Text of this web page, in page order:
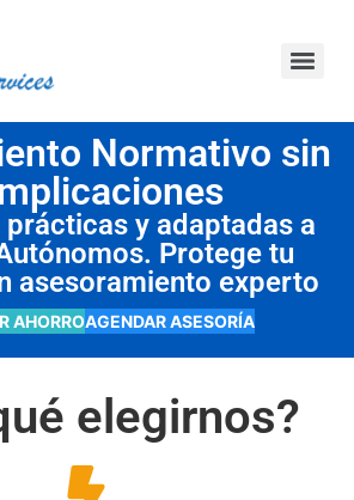
Normativo sin
y adaptadas a
Protege tu
asesoramiento experto
AHORROAGENDAR ASESORÍA
elegirnos?